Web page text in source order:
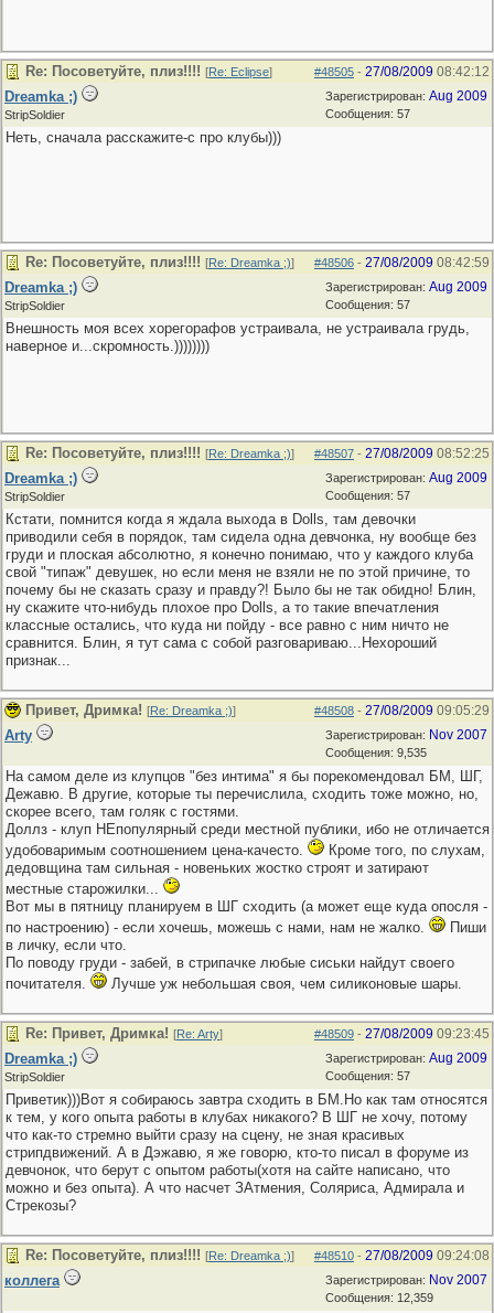
#48505 - 27/08/2009 08:42:12
Re: Посоветуйте, плиз!!!! [Re: Eclipse]
Зарегистрирован: Aug 2009
Сообщения: 57
Dreamka ;)
StripSoldier
Неть, сначала расскажите-с про клубы)))
#48506 - 27/08/2009 08:42:59
Re: Посоветуйте, плиз!!!! [Re: Dreamka ;)]
Зарегистрирован: Aug 2009
Сообщения: 57
Dreamka ;)
StripSoldier
Внешность моя всех хорегорафов устраивала, не устраивала грудь,
наверное и...скромность.))))))))
#48507 - 27/08/2009 08:52:25
Re: Посоветуйте, плиз!!!! [Re: Dreamka ;)]
Зарегистрирован: Aug 2009
Сообщения: 57
Dreamka ;)
StripSoldier
Кстати, помнится когда я ждала выхода в Dolls, там девочки
приводили себя в порядок, там сидела одна девчонка, ну вообще без
груди и плоская абсолютно, я конечно понимаю, что у каждого клуба
свой "типаж" девушек, но если меня не взяли не по этой причине, то
почему бы не сказать сразу и правду?! Было бы не так обидно! Блин,
ну скажите что-нибудь плохое про Dolls, а то такие впечатления
классные остались, что куда ни пойду - все равно с ним ничто не
сравнится. Блин, я тут сама с собой разговариваю...Нехороший
признак...
#48508 - 27/08/2009 09:05:29
Привет, Дримка! [Re: Dreamka ;)]
Зарегистрирован: Nov 2007
Сообщения: 9,535
Arty
На самом деле из клупцов "без интима" я бы порекомендовал БМ, ШГ,
Дежавю. В другие, которые ты перечислила, сходить тоже можно, но,
скорее всего, там голяк с гостями.
Доллз - клуп НЕпопулярный среди местной публики, ибо не отличается
удобоваримым соотношением цена-качесто.
Кроме того, по слухам,
дедовщина там сильная - новеньких жостко строят и затирают
местные старожилки...
Вот мы в пятницу планируем в ШГ сходить (а может еще куда опосля -
по настроению) - если хочешь, можешь с нами, нам не жалко.
Пиши
в личку, если что.
По поводу груди - забей, в стрипачке любые сиськи найдут своего
почитателя.
Лучше уж небольшая своя, чем силиконовые шары.
#48509 - 27/08/2009 09:23:45
Re: Привет, Дримка! [Re: Arty]
Зарегистрирован: Aug 2009
Сообщения: 57
Dreamka ;)
StripSoldier
Приветик)))Вот я собираюсь завтра сходить в БМ.Но как там относятся
к тем, у кого опыта работы в клубах никакого? В ШГ не хочу, потому
что как-то стремно выйти сразу на сцену, не зная красивых
стрипдвижений. А в Дэжавю, я же говорю, кто-то писал в форуме из
девчонок, что берут с опытом работы(хотя на сайте написано, что
можно и без опыта). А что насчет ЗАтмения, Соляриса, Адмирала и
Стрекозы?
#48510 - 27/08/2009 09:24:08
Re: Посоветуйте, плиз!!!! [Re: Dreamka ;)]
Зарегистрирован: Nov 2007
Сообщения: 12,359
коллега